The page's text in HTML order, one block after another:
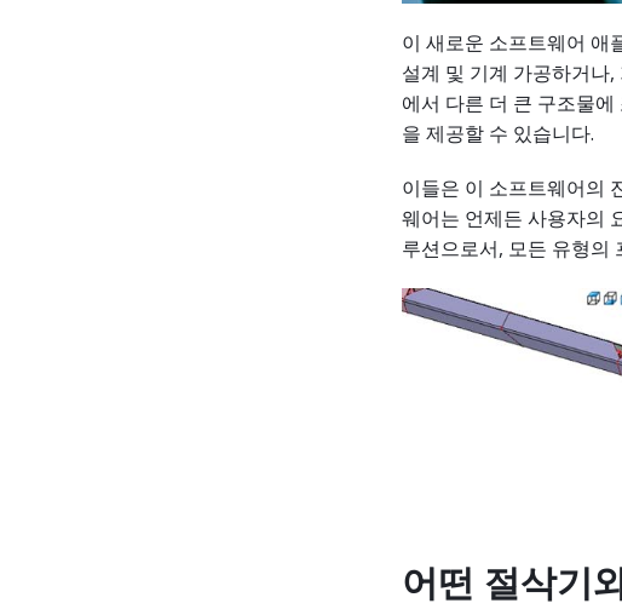
이 새로운 소프트웨어 애
설계 및 기계 가공하거나
에서 다른 더 큰 구조물
을 제공할 수 있습니다.
이들은 이 소프트웨어의
웨어는 언제든 사용자의
루션으로서, 모든 유형의
어떤 절삭기